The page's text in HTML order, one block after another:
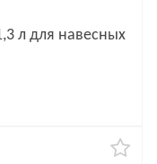
л для навесных